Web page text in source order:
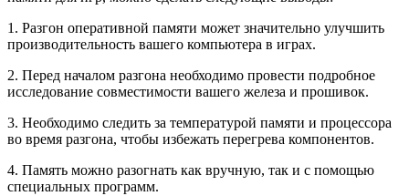
1. Разгон оперативной памяти может значительно улучшить
производительность вашего компьютера в играх.
2. Перед началом разгона необходимо провести подробное
исследование совместимости вашего железа и прошивок.
3. Необходимо следить за температурой памяти и процессора
во время разгона, чтобы избежать перегрева компонентов.
4. Память можно разогнать как вручную, так и с помощью
специальных программ.